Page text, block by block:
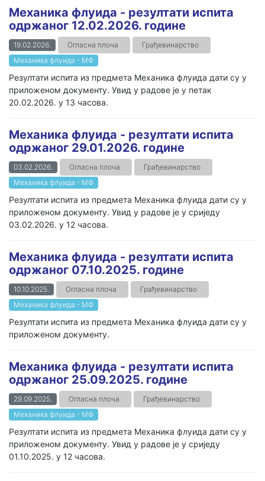
Механика флуида - резултати испита
одржаног 12.02.2026. године
19.02.2026. Огласна плоча
Грађевинарство
Механика флуида - МФ
Резултати испита из предмета Механика флуида дати су у
приложеном документу. Увид у радове је у петак
20.02.2026. у 13 часова.
Механика флуида - резултати испита
одржаног 29.01.2026. године
03.02.2026. Огласна плоча
Грађевинарство
Механика флуида - МФ
Резултати испита из предмета Механика флуида дати су у
приложеном документу. Увид у радове је у сриједу
03.02.2026. у 12 часова.
Механика флуида - резултати испита
одржаног 07.10.2025. године
10.10.2025. Огласна плоча
Грађевинарство
Механика флуида - МФ
Резултати испита из предмета Механика флуида дати су у
приложеном документу.
Механика флуида - резултати испита
одржаног 25.09.2025. године
29.09.2025. Огласна плоча
Грађевинарство
Механика флуида - МФ
Резултати испита из предмета Механика флуида дати су у
приложеном документу. Увид у радове је у сриједу
01.10.2025. у 12 часова.